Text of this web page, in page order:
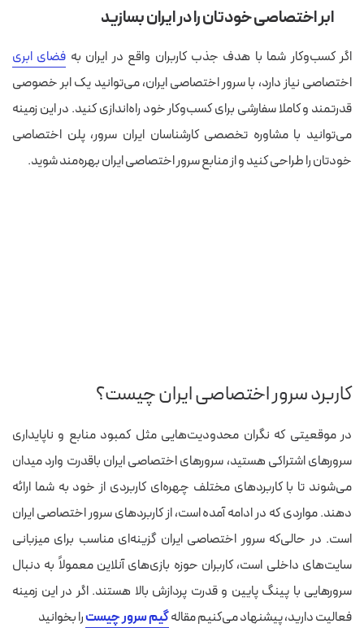
ابر اختصاصی خودتان را در ایران بسازید
اگر کسب‌وکار شما با هدف جذب کاربران واقع در ایران به فضای ابری
اختصاصی نیاز دارد، با سرور اختصاصی ایران، می‌توانید یک ابر خصوصی
قدرتمند و کاملا سفارشی برای کسب‌وکار خود راه‌اندازی کنید. در این زمینه
می‌توانید با مشاوره تخصصی کارشناسان ایران سرور، پلن اختصاصی
خودتان را طراحی کنید و از منابع سرور اختصاصی ایران بهره‌مند شوید.
کاربرد سرور اختصاصی ایران چیست؟
در موقعیتی که نگران محدودیت‌هایی مثل کمبود منابع و ناپایداری
سرورهای اشتراکی هستید، سرورهای اختصاصی ایران باقدرت وارد میدان
می‌شوند تا با کاربردهای مختلف چهره‌ای کاربردی از خود به شما ارائه
دهند. مواردی که در ادامه آمده است، از کاربردهای سرور اختصاصی ایران
است. در حالی‌که سرور اختصاصی ایران گزینه‌ای مناسب برای میزبانی
سایت‌های داخلی است، کاربران حوزه بازی‌های آنلاین معمولاً به دنبال
سرورهایی با پینگ پایین و قدرت پردازش بالا هستند. اگر در این زمینه
فعالیت دارید، پیشنهاد می‌کنیم مقالهگیم سرور چیسترا بخوانید